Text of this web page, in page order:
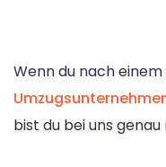
Wenn du nach
bist du bei uns genau